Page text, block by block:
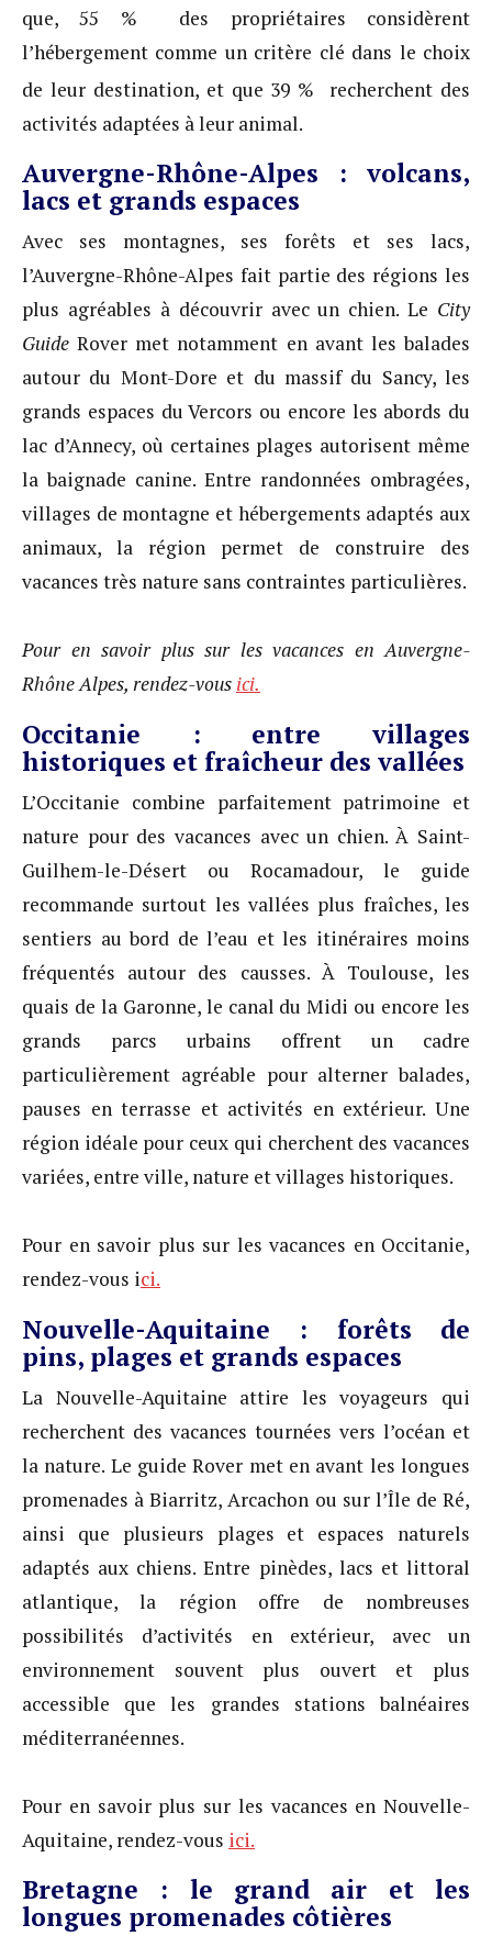
que, 55 % des propriétaires considèrent
l’hébergement comme un critère clé dans le choix
de leur destination, et que 39 %
recherchent des
activités adaptées à leur animal.
Auvergne-Rhône-Alpes : volcans,
lacs et grands espaces
Avec ses montagnes, ses forêts et ses lacs,
l’Auvergne-Rhône-Alpes fait partie des régions les
plus agréables à découvrir avec un chien. Le City
Guide Rover met notamment en avant les balades
autour du Mont-Dore et du massif du Sancy, les
grands espaces du Vercors ou encore les abords du
lac d’Annecy, où certaines plages autorisent même
la baignade canine. Entre randonnées ombragées,
villages de montagne et hébergements adaptés aux
animaux, la région permet de construire des
vacances très nature sans contraintes particulières.
Pour en savoir plus sur les vacances en Auvergne-
Rhône Alpes, rendez-vous ici.
Occitanie : entre villages
historiques et fraîcheur des vallées
L’Occitanie combine parfaitement patrimoine et
nature pour des vacances avec un chien. À Saint-
Guilhem-le-Désert ou Rocamadour, le guide
recommande surtout les vallées plus fraîches, les
sentiers au bord de l’eau et les itinéraires moins
fréquentés autour des causses. À Toulouse, les
quais de la Garonne, le canal du Midi ou encore les
grands parcs urbains offrent un cadre
particulièrement agréable pour alterner balades,
pauses en terrasse et activités en extérieur. Une
région idéale pour ceux qui cherchent des vacances
variées, entre ville, nature et villages historiques.
Pour en savoir plus sur les vacances en Occitanie,
rendez-vous ici.
Nouvelle-Aquitaine : forêts de
pins, plages et grands espaces
La Nouvelle-Aquitaine attire les voyageurs qui
recherchent des vacances tournées vers l’océan et
la nature. Le guide Rover met en avant les longues
promenades à Biarritz, Arcachon ou sur l’Île de Ré,
ainsi que plusieurs plages et espaces naturels
adaptés aux chiens. Entre pinèdes, lacs et littoral
atlantique, la région offre de nombreuses
possibilités d’activités en extérieur, avec un
environnement souvent plus ouvert et plus
accessible que les grandes stations balnéaires
méditerranéennes.
Pour en savoir plus sur les vacances en Nouvelle-
Aquitaine, rendez-vous ici.
Bretagne : le grand air et les
longues promenades côtières